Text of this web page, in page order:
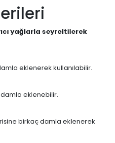
yağlarla seyreltilerek
eklenerek kullanılabilir.
eklenebilir.
birkaç damla eklenerek